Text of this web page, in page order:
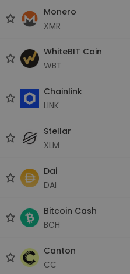
Monero
XMR
WhiteBIT Coin
WBT
Chainlink
LINK
Stellar
XLM
Dai
DAI
Bitcoin Cash
BCH
Canton
CC